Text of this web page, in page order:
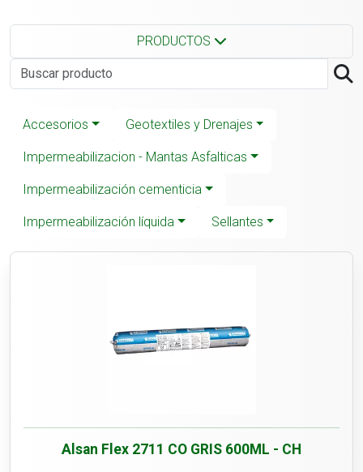
PRODUCTOS
Accesorios Geotextiles y Drenajes
Impermeabilizacion - Mantas Asfalticas
Impermeabilización cementicia
Impermeabilización líquida Sellantes
Alsan Flex 2711 CO GRIS 600ML - CH